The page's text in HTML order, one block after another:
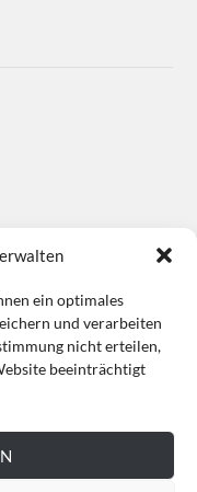
ein optimales
und verarbeiten
nicht erteilen,
beeinträchtigt
Datenschutz